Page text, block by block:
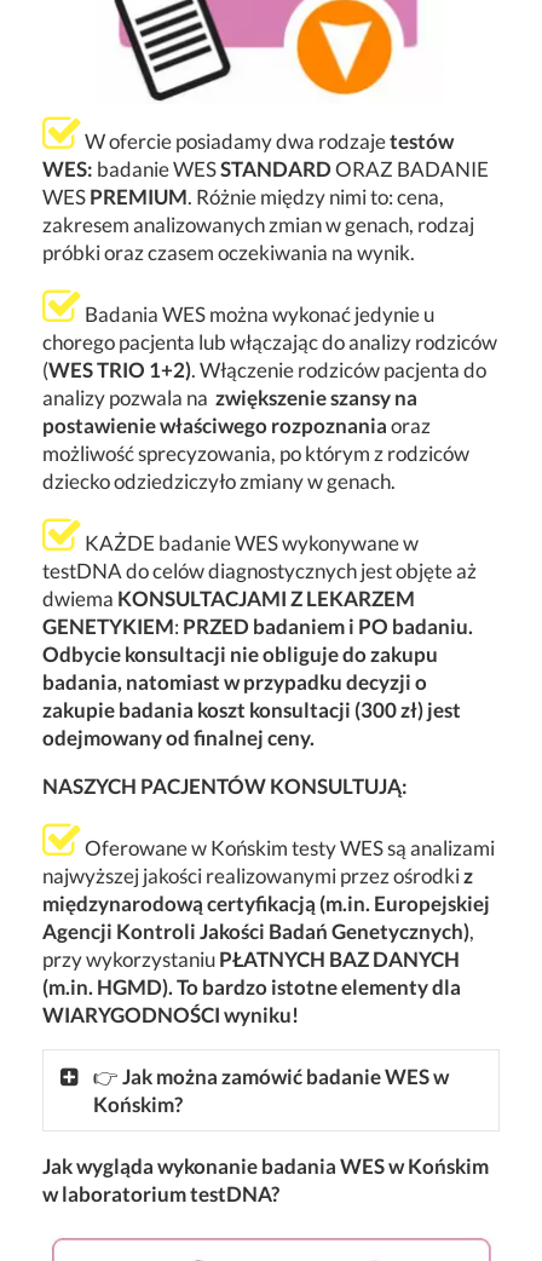
W ofercie posiadamy dwa rodzajetestów
WES: badanie WESSTANDARDORAZ BADANIE
WESPREMIUM. Różnie między nimi to: cena,
zakresem analizowanych zmian w genach, rodzaj
próbki oraz czasem oczekiwania na wynik.
Badania WES można wykonać jedynie u
chorego pacjenta lub włączając do analizy rodziców
(WES TRIO 1+2). Włączenie rodziców pacjenta do
analizy pozwala na zwiększenie szansy na
postawienie właściwego rozpoznaniaoraz
możliwość sprecyzowania, po którym z rodziców
dziecko odziedziczyło zmiany w genach.
KAŻDE badanie WES wykonywane w
testDNA do celów diagnostycznych jest objęte aż
dwiema KONSULTACJAMI Z LEKARZEM
GENETYKIEM:PRZED badaniem i PO badaniu.
Odbycie konsultacji nie obliguje do zakupu
badania, natomiast w przypadku decyzji o
zakupie badania koszt konsultacji (300 zł) jest
odejmowany od finalnej ceny.
NASZYCH PACJENTÓW KONSULTUJĄ:
Oferowane w Końskim testy WES są analizami
najwyższej jakości realizowanymi przez ośrodkiz
międzynarodową certyfikacją (m.in. Europejskiej
Agencji Kontroli Jakości Badań Genetycznych),
przy wykorzystaniuPŁATNYCH BAZ DANYCH
(m.in. HGMD). To bardzo istotne elementy dla
WIARYGODNOŚCI wyniku!
👉Jak można zamówić badanie WES w
Końskim?
Jak wygląda wykonanie badania WES w Końskim
w laboratorium testDNA?